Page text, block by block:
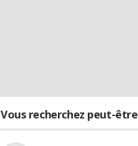
Vous recherchez peut-être